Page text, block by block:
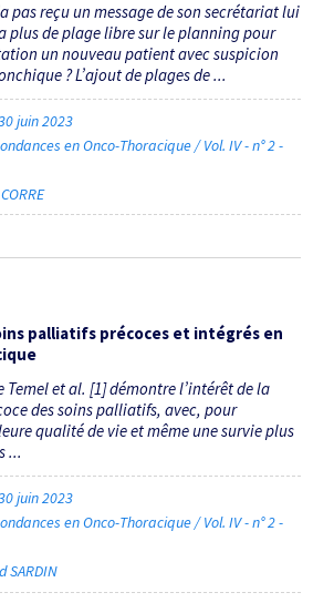
pas reçu un message de son secrétariat lui
plus de plage libre sur le planning pour
un nouveau patient avec suspicion
? L’ajout de plages de ...
juin 2023
en Onco-Thoracique / Vol. IV - n° 2 -
palliatifs précoces et intégrés en
Temel et al. [1] démontre ­l’intérêt de la
des soins palliatifs, avec, pour
qualité de vie et même une survie plus
...
juin 2023
en Onco-Thoracique / Vol. IV - n° 2 -
SARDIN